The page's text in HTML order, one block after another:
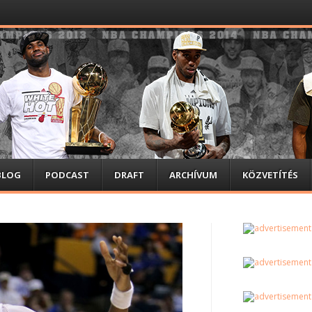
PODCAST DRAFT ARCHÍVUM KÖZVETÍTÉS